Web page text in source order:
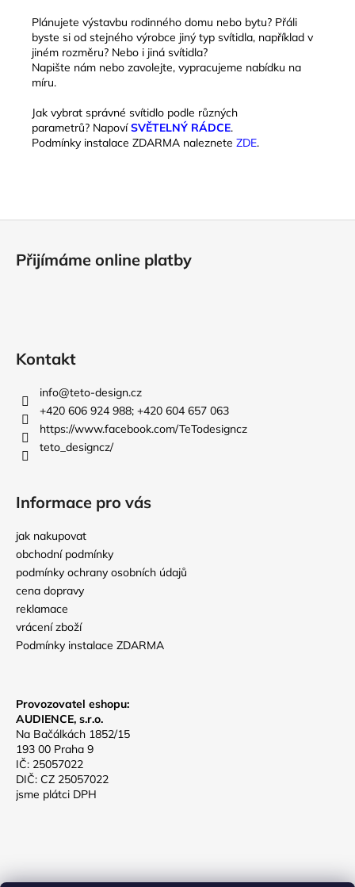
Plánujete výstavbu rodinného domu nebo bytu? Přáli
byste si od stejného výrobce jiný typ svítidla, například v
jiném rozměru? Nebo i jiná svítidla?
Napište nám nebo zavolejte, vypracujeme nabídku na
míru.
Jak vybrat správné svítidlo podle různých
parametrů? NapovíSVĚTELNÝ RÁDCE.
Podmínky instalace ZDARMA naleznete ZDE.
Přijímáme online platby
Kontakt
info@teto-design.cz
+420 606 924 988; +420 604 657 063
https://www.facebook.com/TeTodesigncz
teto_designcz/
Informace pro vás
jak nakupovat
obchodní podmínky
podmínky ochrany osobních údajů
cena dopravy
reklamace
vrácení zboží
Podmínky instalace ZDARMA
Provozovatel eshopu:
AUDIENCE, s.r.o.
Na Bačálkách 1852/15
193 00 Praha 9
IČ: 25057022
DIČ: CZ 25057022
jsme plátci DPH